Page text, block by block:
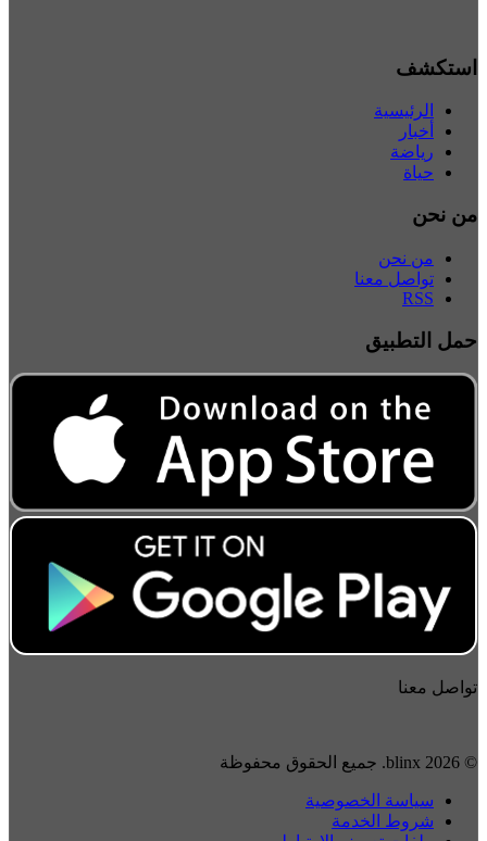
استكشف
الرئيسية
أخبار
رياضة
حياة
من نحن
من نحن
تواصل معنا
RSS
حمل التطبيق
تواصل معنا
© 2026 blinx. جميع الحقوق محفوظة
سياسة الخصوصية
شروط الخدمة